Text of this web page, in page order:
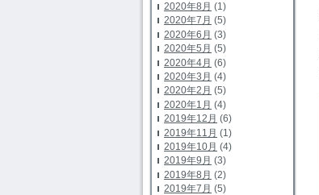
2020年8月 (1)
2020年7月 (5)
2020年6月 (3)
2020年5月 (5)
2020年4月 (6)
2020年3月 (4)
2020年2月 (5)
2020年1月 (4)
2019年12月 (6)
2019年11月 (1)
2019年10月 (4)
2019年9月 (3)
2019年8月 (2)
2019年7月 (5)